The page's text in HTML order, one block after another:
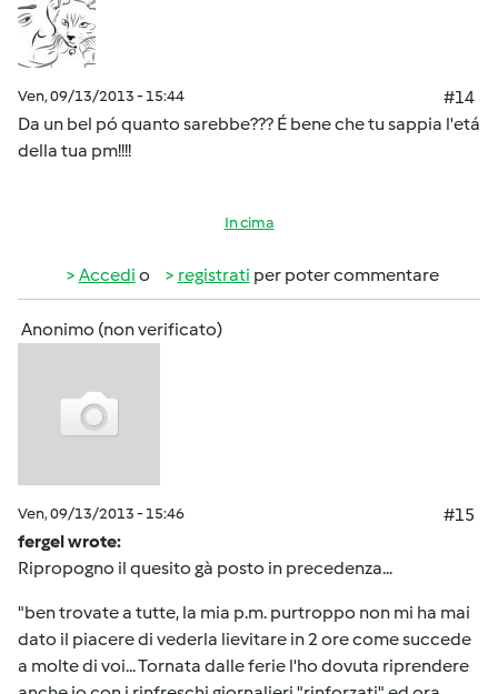
Ven, 09/13/2013 - 15:44
#14
Da un bel pó quanto sarebbe??? É bene che tu sappia l'etá
della tua pm!!!!
In cima
Accedi o registrati per poter commentare
Anonimo (non verificato)
Ven, 09/13/2013 - 15:46
#15
fergel wrote:
Ripropogno il quesito gà posto in precedenza...
"ben trovate a tutte, la mia p.m. purtroppo non mi ha mai
dato il piacere di vederla lievitare in 2 ore come succede
a molte di voi... Tornata dalle ferie l'ho dovuta riprendere